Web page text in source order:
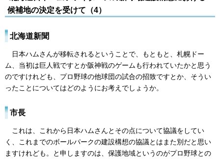
候補地の決定を受けて（4）
北海道新聞
日本ハムさんが移転されるということで、もともと、札幌ドー
ム、当初は巨人戦ですとか阪神戦のゲームも行われていたかと思う
のですけれども、プロ野球の他球団の試合の招致ですとか、そうい
ったことについてはどのようにお考えでしょうか。
市長
これは、これから日本ハムさんとその点について協議をしてい
く、これまでのボールパークの建設構想の協議とはまた別だと思い
ますけれども。と申しますのは、保護地域というのがプロ野球との